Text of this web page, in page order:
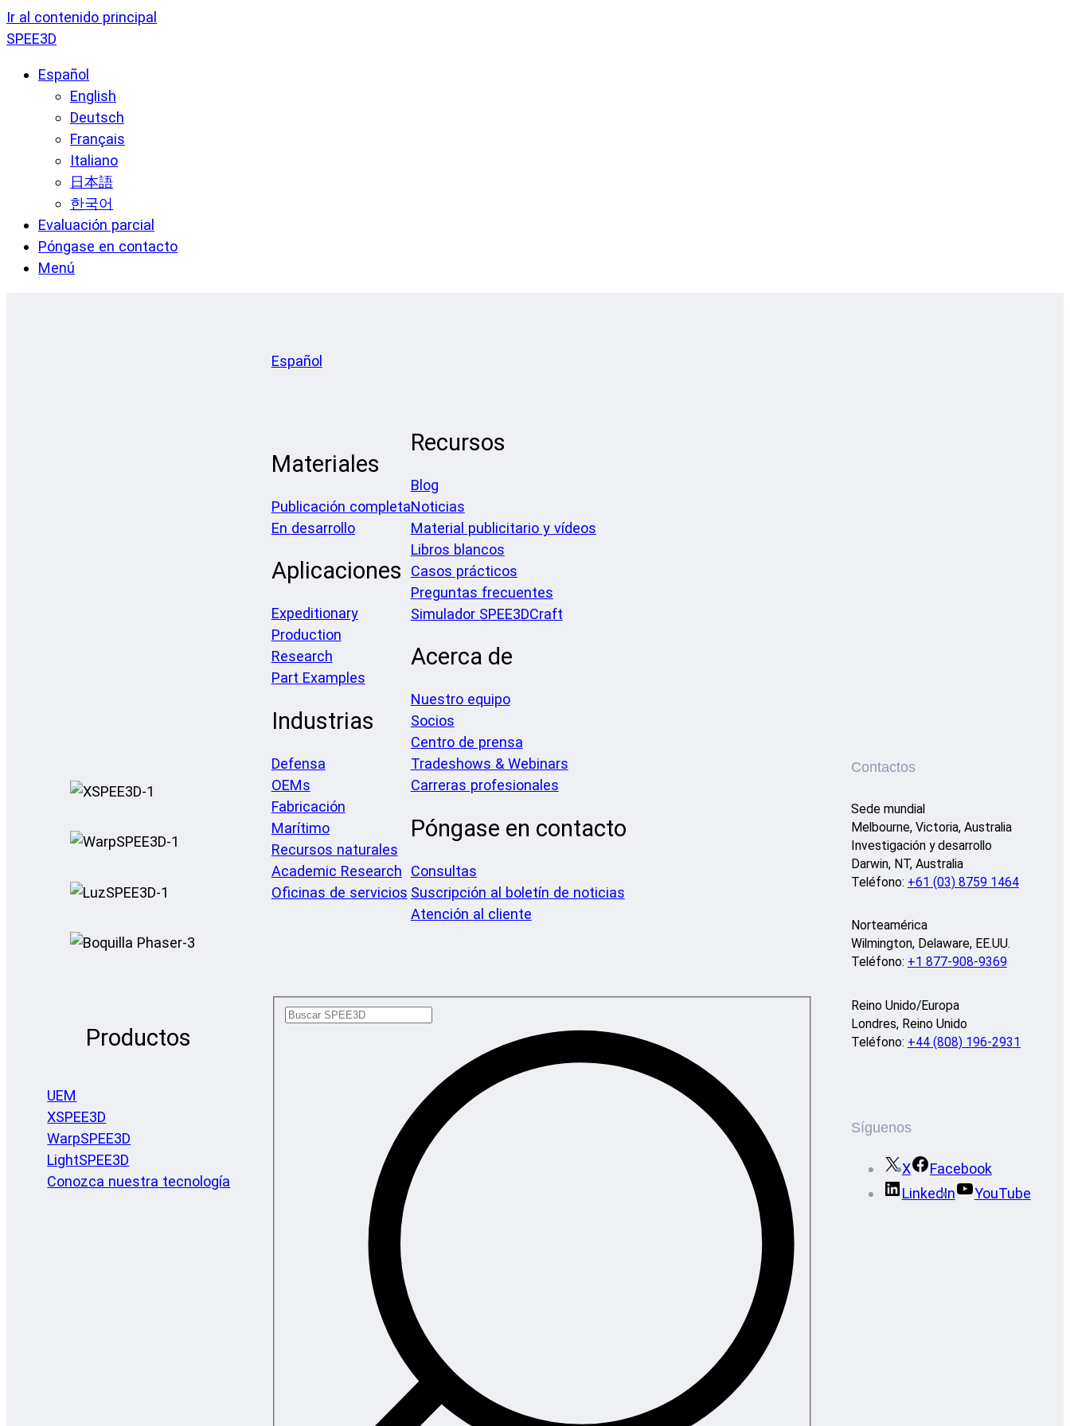
Ir al contenido principal
SPEE3D
Español
English
Deutsch
Français
Italiano
日本語
한국어
Evaluación parcial
Póngase en contacto
Menú
Productos
UEM
XSPEE3D
WarpSPEE3D
LightSPEE3D
Conozca nuestra tecnología
Español
Materiales
Publicación completa
En desarrollo
Aplicaciones
Expeditionary
Production
Research
Part Examples
Industrias
Defensa
OEMs
Fabricación
Marítimo
Recursos naturales
Academic Research
Oficinas de servicios
Recursos
Blog
Noticias
Material publicitario y vídeos
Libros blancos
Casos prácticos
Preguntas frecuentes
Simulador SPEE3DCraft
Acerca de
Nuestro equipo
Socios
Centro de prensa
Tradeshows & Webinars
Carreras profesionales
Póngase en contacto
Consultas
Suscripción al boletín de noticias
Atención al cliente
Contactos
Sede mundial
Melbourne, Victoria, Australia
Investigación y desarrollo
Darwin, NT, Australia
Teléfono: +61 (03) 8759 1464
Norteamérica
Wilmington, Delaware, EE.UU.
Teléfono: +1 877-908-9369
Reino Unido/Europa
Londres, Reino Unido
Teléfono: +44 (808) 196-2931
Síguenos
X
Facebook
LinkedIn
YouTube